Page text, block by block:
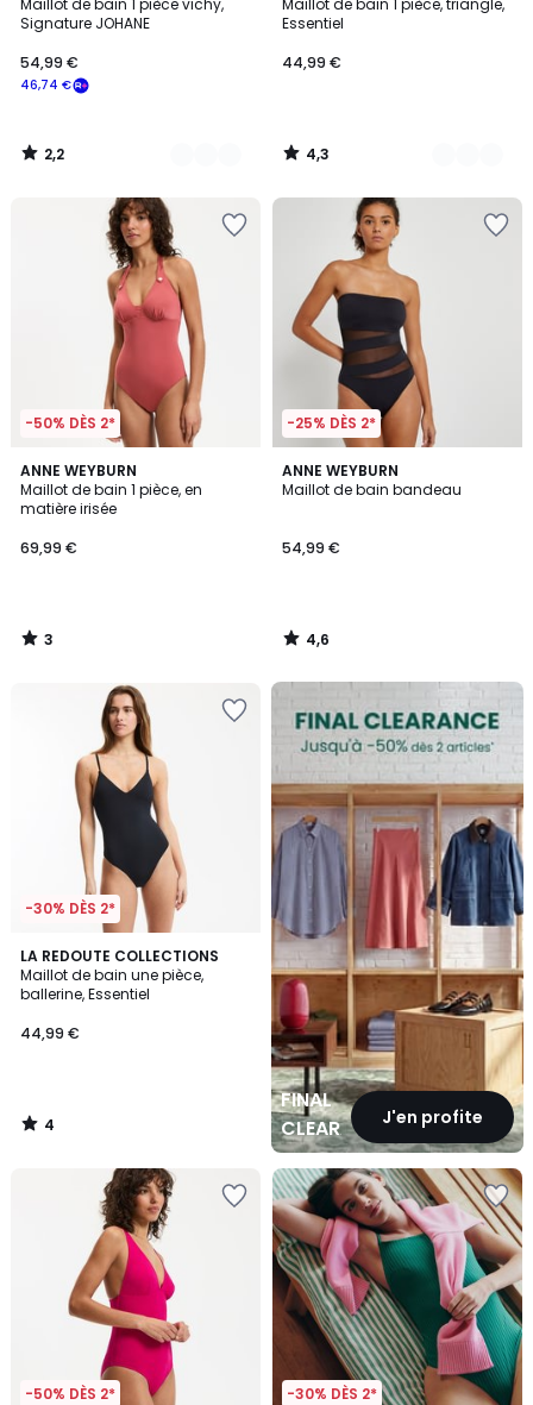
Maillot de bain 1 pièce vichy,
Signature JOHANE
€
souscrivez
notre
programme
46,74 €
54,99 €
Couleurs
2,2
/
Maillot de bain 1 pièce, triangle,
Essentiel
44,99 €
Couleurs
4,3
/
-50% DÈS 2*
ANNE WEYBURN
Maillot de bain 1 pièce, en
matière irisée
69,99 €
3
/
5
3
/
-25% DÈS 2*
ANNE WEYBURN
Maillot de bain bandeau
54,99 €
4,6
/ 5
4,6
/
-30% DÈS 2*
LA REDOUTE COLLECTIONS
Maillot de bain une pièce,
ballerine, Essentiel
44,99 €
4
/
5
4
/
FINAL
CLEARANCEJ'en profite
FINAL
CLEARANCE
-50% DÈS 2* -30% DÈS 2*